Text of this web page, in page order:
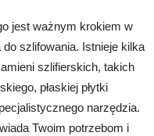
jest ważnym krokiem w
szlifowania. Istnieje kilka
szlifierskich, takich
płaskiej płytki
narzędzia.
Twoim potrzebom i